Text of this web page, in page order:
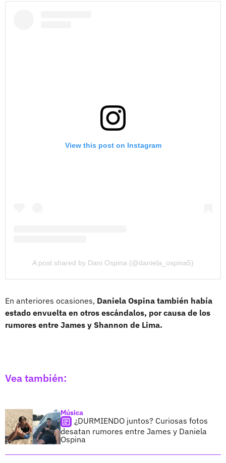
View this post on Instagram
A post shared by Dani Ospina (@daniela_ospina5)
En anteriores ocasiones, Daniela Ospina también había
estado envuelta en otros escándalos, por causa de los
rumores entre James y Shannon de Lima.
Vea también:
Música
¿DURMIENDO juntos? Curiosas fotos
desatan rumores entre James y Daniela
Ospina